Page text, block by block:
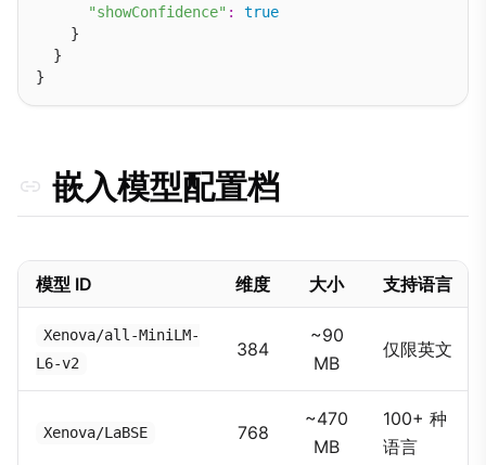
"showConfidence" :
true
    }
  }
嵌入模型配置档
模型 ID 维度 大小 支持语言
Xenova/all-MiniLM-
L6-v2
384
~90
MB
仅限英文
Xenova/LaBSE 768
~470
MB
100+ 种
语言